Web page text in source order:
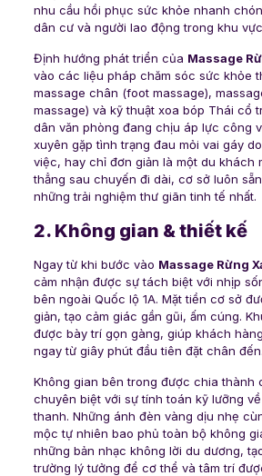
nhu cầu hồi phục sức khỏe nhanh
dân cư và người lao động trong khu
Định hướng phát triển của Massage
vào các liệu pháp chăm sóc sức khỏe
massage chân (foot massage),
massage) và kỹ thuật xoa bóp Thái cổ
dân văn phòng đang chịu áp lực công
xuyên gặp tình trạng đau mỏi vai gáy
việc, hay chỉ đơn giản là một du khách
thẳng sau chuyến đi dài, cơ sở luôn
những trải nghiệm thư giãn tinh tế nhất.
2. Không gian & thiết kế
Ngay từ khi bước vào Massage Rừng
cảm nhận được sự tách biệt với nhịp
bên ngoài Quốc lộ 1A. Mặt tiền cơ sở
giản, tạo cảm giác gần gũi, ấm cúng.
được bày trí gọn gàng, giúp khách
ngay từ giây phút đầu tiên đặt chân đến.
Không gian bên trong được chia thành
chuyên biệt với sự tính toán kỹ lưỡng
thanh. Những ánh đèn vàng dịu nhẹ
mộc tự nhiên bao phủ toàn bộ không
những bản nhạc không lời du dương,
trường lý tưởng để cơ thể và tâm trí